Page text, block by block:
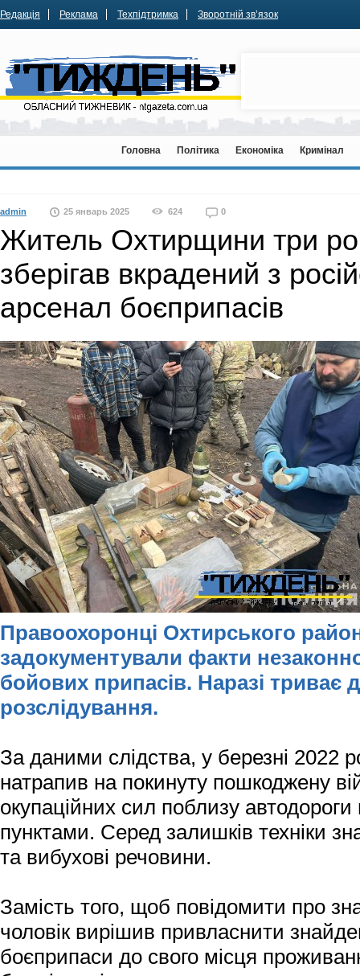
Редакція Реклама Техпідтримка Зворотній зв’язок
Головна Політика Економіка Кримінал
admin 25 январь 2025 624 0
Житель Охтирщини три
зберігав вкрадений з
арсенал боєприпасів
Правоохоронці Охтирського
задокументували факти
бойових припасів. Наразі триває
розслідування.
За даними слідства, у березні 2022
натрапив на покинуту пошкоджену
окупаційних сил поблизу
пунктами. Серед залишків техніки
та вибухові речовини.
Замість того, щоб повідомити про
чоловік вирішив привласнити
боєприпаси до свого місця